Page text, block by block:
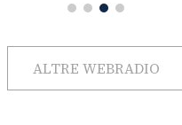
ALTRE WEBRADIO